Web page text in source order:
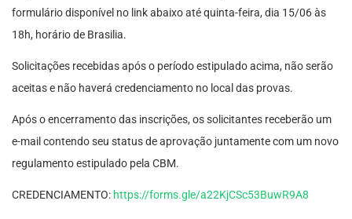
formulário disponível no link abaixo até quinta-feira, dia 15/06 às
18h, horário de Brasilia.
Solicitações recebidas após o período estipulado acima, não serão
aceitas e não haverá credenciamento no local das provas.
Após o encerramento das inscrições, os solicitantes receberão um
e-mail contendo seu status de aprovação juntamente com um novo
regulamento estipulado pela CBM.
CREDENCIAMENTO: https://forms.gle/a22KjCSc53BuwR9A8